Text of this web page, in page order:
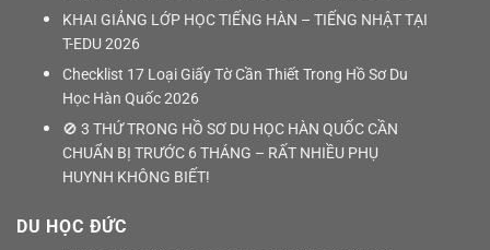
KHAI GIẢNG LỚP HỌC TIẾNG HÀN – TIẾNG NHẬT TẠI
T-EDU 2026
Checklist 17 Loại Giấy Tờ Cần Thiết Trong Hồ Sơ Du
Học Hàn Quốc 2026
🚫 3 THỨ TRONG HỒ SƠ DU HỌC HÀN QUỐC CẦN
CHUẨN BỊ TRƯỚC 6 THÁNG – RẤT NHIỀU PHỤ
HUYNH KHÔNG BIẾT!
DU HỌC ĐỨC